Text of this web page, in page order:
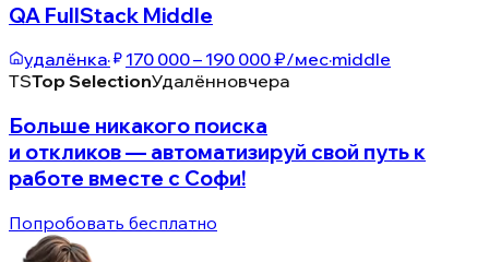
QA FullStack Middle
удалёнка· 170 000 – 190 000 ₽/мес·middle
TSTop SelectionУдалённовчера
Больше никакого поиска
и откликов — автоматизируй свой путь к
работе вместе с Софи!
Попробовать бесплатно